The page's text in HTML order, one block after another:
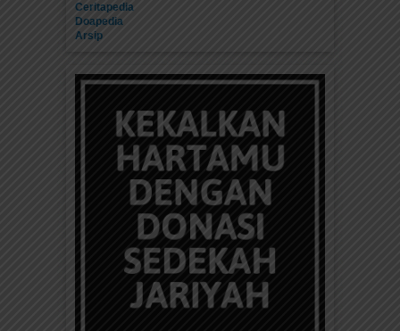
Ceritapedia
Doapedia
Arsip